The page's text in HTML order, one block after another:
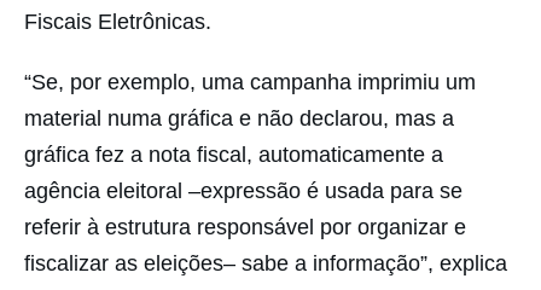
Fiscais Eletrônicas.
“Se, por exemplo, uma campanha imprimiu um
material numa gráfica e não declarou, mas a
gráfica fez a nota fiscal, automaticamente a
agência eleitoral –expressão é usada para se
referir à estrutura responsável por organizar e
fiscalizar as eleições– sabe a informação”, explica